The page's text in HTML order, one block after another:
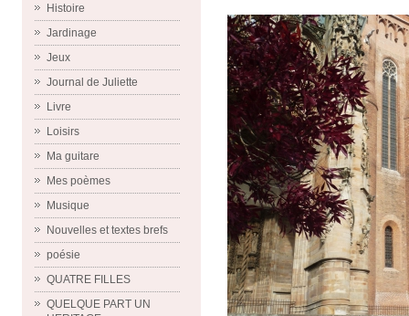
Histoire
Jardinage
Jeux
Journal de Juliette
Livre
Loisirs
Ma guitare
Mes poèmes
Musique
Nouvelles et textes brefs
poésie
QUATRE FILLES
QUELQUE PART UN